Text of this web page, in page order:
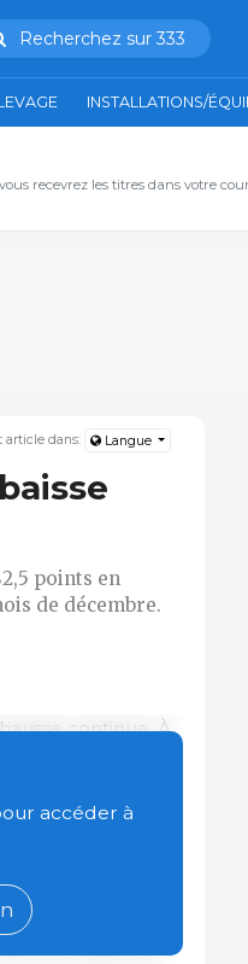
Recherchez sur 333
INSTALLATIONS/
recevrez les titres dans votre
article dans: Langue
points en
de décembre.
continue. À
de viande
étant à
de la viande
à
ont pesé sur
accéder à